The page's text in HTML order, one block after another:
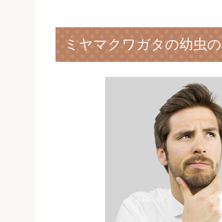
ミヤマクワガタの幼虫